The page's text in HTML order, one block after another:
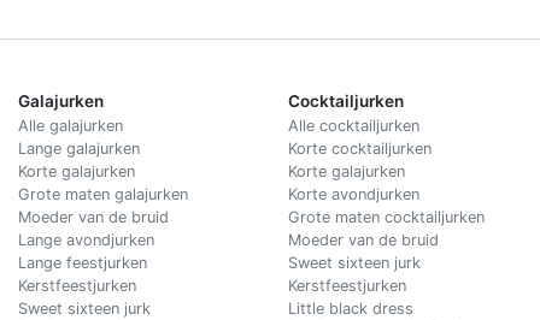
Galajurken
Alle galajurken
Lange galajurken
Korte galajurken
Grote maten galajurken
Moeder van de bruid
Lange avondjurken
Lange feestjurken
Kerstfeestjurken
Sweet sixteen jurk
Cocktailjurken
Alle cocktailjurken
Korte cocktailjurken
Korte galajurken
Korte avondjurken
Grote maten cocktailjurken
Moeder van de bruid
Sweet sixteen jurk
Kerstfeestjurken
Little black dress